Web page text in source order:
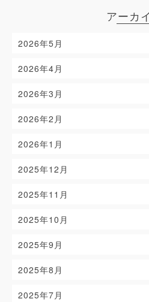
アーカ
2026年5月
2026年4月
2026年3月
2026年2月
2026年1月
2025年12月
2025年11月
2025年10月
2025年9月
2025年8月
2025年7月